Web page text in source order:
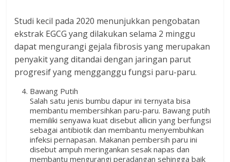
Studi kecil pada 2020 menunjukkan pengobatan
ekstrak EGCG yang dilakukan selama 2 minggu
dapat mengurangi gejala fibrosis yang merupakan
penyakit yang ditandai dengan jaringan parut
progresif yang mengganggu fungsi paru-paru.
Bawang Putih
Salah satu jenis bumbu dapur ini ternyata bisa
membantu membersihkan paru-paru. Bawang putih
memiliki senyawa kuat disebut allicin yang berfungsi
sebagai antibiotik dan membantu menyembuhkan
infeksi pernapasan. Makanan pembersih paru ini
disebut ampuh meringankan sesak napas dan
membantu mengurangi peradangan sehingga baik